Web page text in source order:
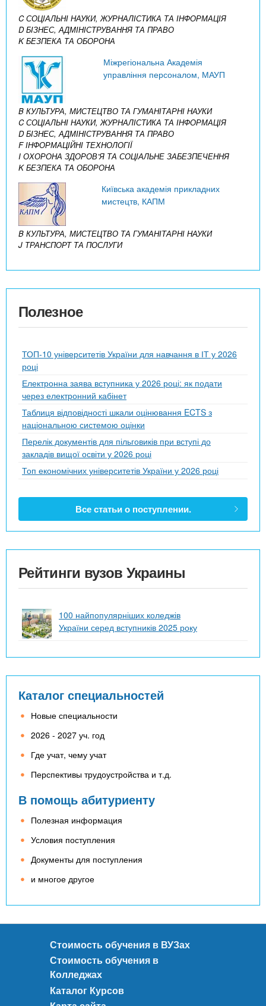
C СОЦІАЛЬНІ НАУКИ, ЖУРНАЛІСТИКА ТА ІНФОРМАЦІЯ
D БІЗНЕС, АДМІНІСТРУВАННЯ ТА ПРАВО
K БЕЗПЕКА ТА ОБОРОНА
Міжрегіональна Академія
управління персоналом, МАУП
B КУЛЬТУРА, МИСТЕЦТВО ТА ГУМАНІТАРНІ НАУКИ
C СОЦІАЛЬНІ НАУКИ, ЖУРНАЛІСТИКА ТА ІНФОРМАЦІЯ
D БІЗНЕС, АДМІНІСТРУВАННЯ ТА ПРАВО
F ІНФОРМАЦІЙНІ ТЕХНОЛОГІЇ
I ОХОРОНА ЗДОРОВ’Я ТА СОЦІАЛЬНЕ ЗАБЕЗПЕЧЕННЯ
K БЕЗПЕКА ТА ОБОРОНА
Київська академія прикладних
мистецтв, КАПМ
B КУЛЬТУРА, МИСТЕЦТВО ТА ГУМАНІТАРНІ НАУКИ
J ТРАНСПОРТ ТА ПОСЛУГИ
Полезное
ТОП-10 університетів України для навчання в ІТ у 2026
році
Електронна заява вступника у 2026 році: як подати
через електронний кабінет
Таблиця відповідності шкали оцінювання ECTS з
національною системою оцінки
Перелік документів для пільговиків при вступі до
закладів вищої освіти у 2026 році
Топ економічних університетів України у 2026 році
Все статьи о поступлении.
Рейтинги вузов Украины
100 найпопулярніших коледжів
України серед вступників 2025 року
Каталог специальностей
Новые специальности
2026 - 2027 уч. год
Где учат, чему учат
Перспективы трудоустройства и т.д.
В помощь абитуриенту
Полезная информация
Условия поступления
Документы для поступления
и многое другое
Стоимость обучения в ВУЗах
Стоимость обучения в
Колледжах
Каталог Курсов